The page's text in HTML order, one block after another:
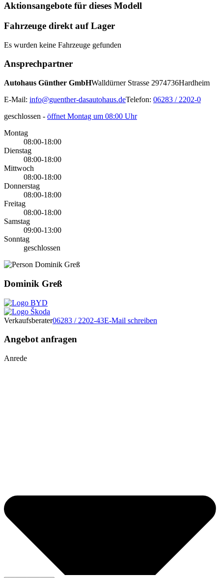
Aktionsangebote für dieses Modell
Fahrzeuge direkt auf Lager
Es wurden keine Fahrzeuge gefunden
Ansprechpartner
Autohaus Günther GmbHWalldürner Strasse 2974736Hardheim
E-Mail: info@guenther-dasautohaus.deTelefon: 06283 / 2202-0
geschlossen - öffnet Montag um 08:00 Uhr
Montag
08:00-18:00
Dienstag
08:00-18:00
Mittwoch
08:00-18:00
Donnerstag
08:00-18:00
Freitag
08:00-18:00
Samstag
09:00-13:00
Sonntag
geschlossen
Dominik Greß
Verkaufsberater06283 / 2202-43E-Mail schreiben
Angebot anfragen
Anrede